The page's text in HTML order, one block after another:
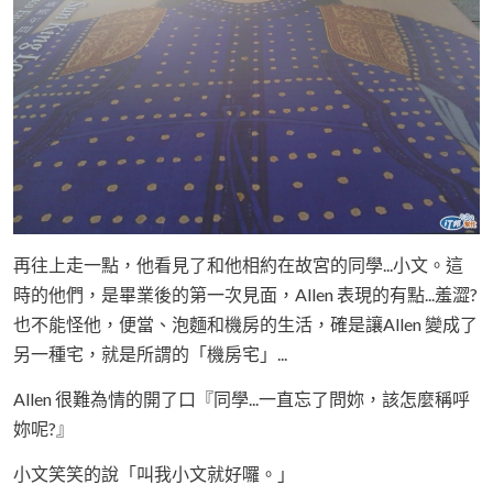
再往上走一點，他看見了和他相約在故宮的同學...小文。這
時的他們，是畢業後的第一次見面，Allen 表現的有點...羞澀?
也不能怪他，便當、泡麵和機房的生活，確是讓Allen 變成了
另一種宅，就是所謂的「機房宅」...
Allen 很難為情的開了口『同學...一直忘了問妳，該怎麼稱呼
妳呢?』
小文笑笑的說「叫我小文就好囉。」